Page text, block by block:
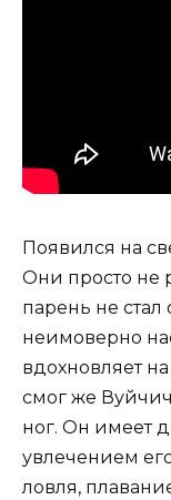
Появился на
Они просто не
парень не стал
неимоверно
вдохновляет
смог же
ног. Он имеет
увлечением
ловля,